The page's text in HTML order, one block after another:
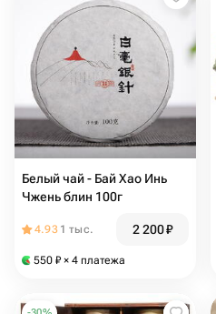
Белый чай - Бай Хао Инь
Чжень блин 100г
4.93 1 тыс. 2 200₽
550 ₽ × 4 платежа